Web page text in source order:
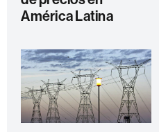
América Latina